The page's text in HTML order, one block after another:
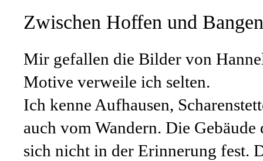
Zwischen Hoffen und Bangen
Mir gefallen die Bilder von
Motive verweile ich selten.
Ich kenne Aufhausen,
auch vom Wandern. Die Gebäude
sich nicht in der Erinnerung fest.